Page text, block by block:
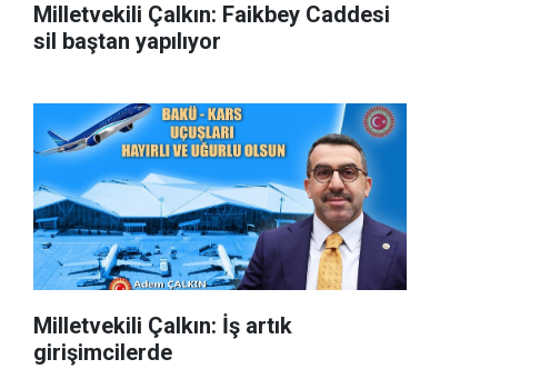
Milletvekili Çalkın: Faikbey Caddesi
sil baştan yapılıyor
Milletvekili Çalkın: İş artık
girişimcilerde